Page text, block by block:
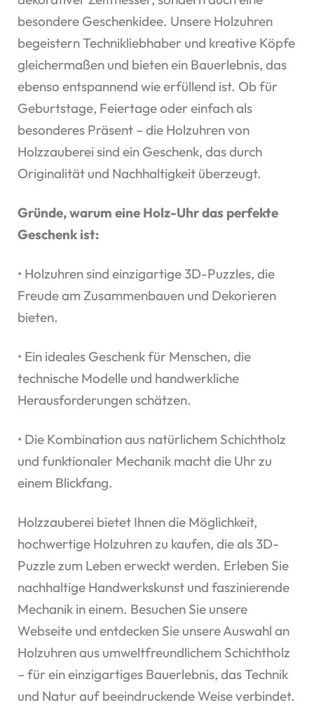
besondere Geschenkidee. Unsere Holzuhren
begeistern Technikliebhaber und kreative Köpfe
gleichermaßen und bieten ein Bauerlebnis, das
ebenso entspannend wie erfüllend ist. Ob für
Geburtstage, Feiertage oder einfach als
besonderes Präsent – die Holzuhren von
Holzzauberei sind ein Geschenk, das durch
Originalität und Nachhaltigkeit überzeugt.
Gründe, warum eine Holz-Uhr das perfekte
Geschenk ist:
• Holzuhren sind einzigartige 3D-Puzzles, die
Freude am Zusammenbauen und Dekorieren
bieten.
• Ein ideales Geschenk für Menschen, die
technische Modelle und handwerkliche
Herausforderungen schätzen.
• Die Kombination aus natürlichem Schichtholz
und funktionaler Mechanik macht die Uhr zu
einem Blickfang.
Holzzauberei bietet Ihnen die Möglichkeit,
hochwertige Holzuhren zu kaufen, die als 3D-
Puzzle zum Leben erweckt werden. Erleben Sie
nachhaltige Handwerkskunst und faszinierende
Mechanik in einem. Besuchen Sie unsere
Webseite und entdecken Sie unsere Auswahl an
Holzuhren aus umweltfreundlichem Schichtholz
– für ein einzigartiges Bauerlebnis, das Technik
und Natur auf beeindruckende Weise verbindet.